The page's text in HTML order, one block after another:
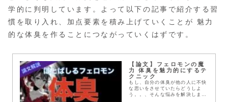
学的に判明しています。よって以下の記事で紹介する習
慣を取り入れ、加点要素を積み上げていくことが 魅力
的な体臭を作ることにつながっていくはずです。
【論文】フェロモンの魔
力 体臭を魅力的にするテ
クニック
もし、自分の体臭が他の人に不快
な思いをさせていたらどうしよ
う。。、そんな悩みを解決しま